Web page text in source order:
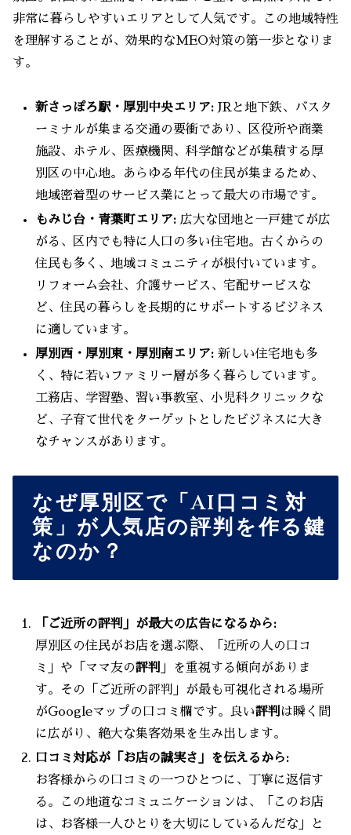
非常に暮らしやすいエリアとして人気です。この地域特性
を理解することが、効果的なMEO対策の第一歩となりま
す。
新さっぽろ駅・厚別中央エリア: JRと地下鉄、バスタ
ーミナルが集まる交通の要衝であり、区役所や商業
施設、ホテル、医療機関、科学館などが集積する厚
別区の中心地。あらゆる年代の住民が集まるため、
地域密着型のサービス業にとって最大の市場です。
もみじ台・青葉町エリア: 広大な団地と一戸建てが広
がる、区内でも特に人口の多い住宅地。古くからの
住民も多く、地域コミュニティが根付いています。
リフォーム会社、介護サービス、宅配サービスな
ど、住民の暮らしを長期的にサポートするビジネス
に適しています。
厚別西・厚別東・厚別南エリア: 新しい住宅地も多
く、特に若いファミリー層が多く暮らしています。
工務店、学習塾、習い事教室、小児科クリニックな
ど、子育て世代をターゲットとしたビジネスに大き
なチャンスがあります。
なぜ厚別区で「AI口コミ対
策」が人気店の評判を作る鍵
なのか？
「ご近所の評判」が最大の広告になるから:
厚別区の住民がお店を選ぶ際、「近所の人の口コ
ミ」や「ママ友の評判 」を重視する傾向がありま
す。その「ご近所の評判」が最も可視化される場所
がGoogleマップの口コミ欄です。良い評判 は瞬く間
に広がり、絶大な集客効果を生み出します。
口コミ対応が「お店の誠実さ」を伝えるから:
お客様からの口コミの一つひとつに、丁寧に返信す
る。この地道なコミュニケーションは、「このお店
は、お客様一人ひとりを大切にしているんだな」と